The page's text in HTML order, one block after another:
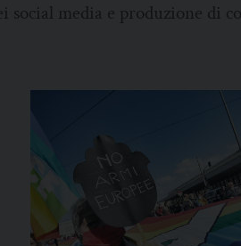
social media e produzione di